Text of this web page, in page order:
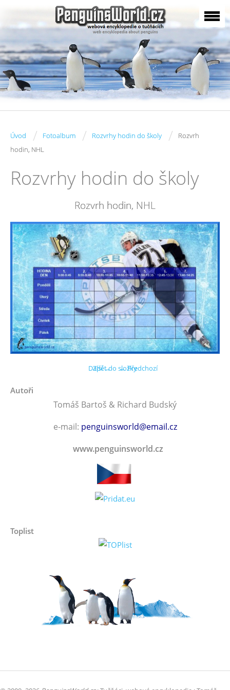
Úvod / Fotoalbum / Rozvrhy hodin do školy /
Rozvrh
hodin, NHL
Rozvrhy hodin do školy
Rozvrh hodin, NHL
← Předchozí
Další →
Zpět do složky
Autoři
Tomáš Bartoš & Richard Budský
e-mail: penguinsworld@email.cz
www.penguinsworld.cz
Toplist